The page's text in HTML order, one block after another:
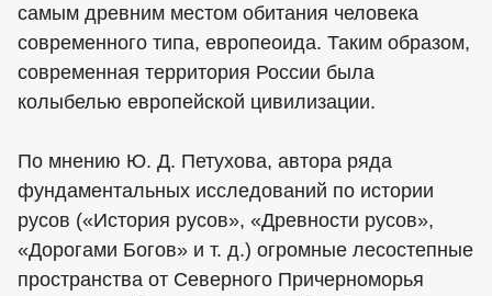
самым древним местом обитания человека
современного типа, европеоида. Таким образом,
современная территория России была
колыбелью европейской цивилизации.
По мнению Ю. Д. Петухова, автора ряда
фундаментальных исследований по истории
русов («История русов», «Древности русов»,
«Дорогами Богов» и т. д.) огромные лесостепные
пространства от Северного Причерноморья